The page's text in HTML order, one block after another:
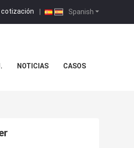
Spanish
|
NOTICIAS CASOS